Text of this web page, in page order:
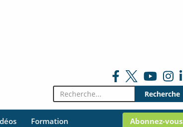
Rechercher:
Formation Abonnez-vous